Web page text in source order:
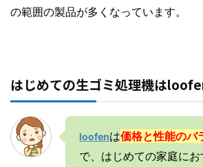
の範囲の製品が多くなっています。
はじめての生ゴミ処理機は
loofenは価格と性能のバ
で、はじめての家庭にお